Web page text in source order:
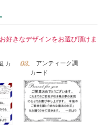
好きなデザインをお選び頂けま
カ
アンティーク調
カード